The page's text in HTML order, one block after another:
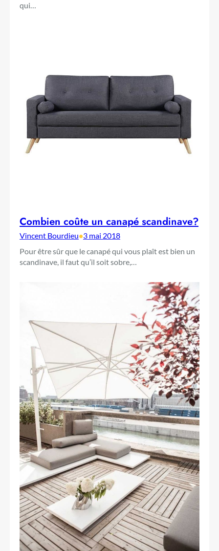
qui…
Combien coûte un canapé scandinave?
Vincent Bourdieu•3 mai 2018
Pour être sûr que le canapé qui vous plaît est bien un
scandinave, il faut qu’il soit sobre,…